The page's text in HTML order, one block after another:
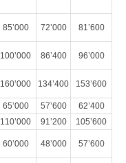
85’000 72’000 81’600
100’000 86’400 96’000
160’000 134’400 153’600
65’000 57’600
62’400
110’000 91’200 105’600
60’000 48’000 57’600